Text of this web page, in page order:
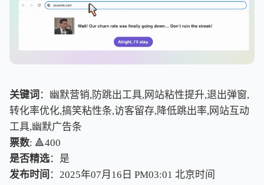
关键词 ：幽默营销,防跳出工具,网站粘性提升,退出弹窗,
转化率优化,搞笑粘性条,访客留存,降低跳出率,网站互动
工具,幽默广告条
票数: 🔺400
是否精选：是
发布时间 ：2025年07月16日 PM03:01 北京时间
北京时间